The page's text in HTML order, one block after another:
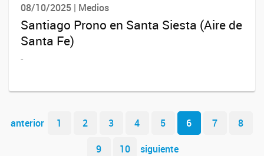
08/10/2025 | Medios
Santiago Prono en Santa Siesta (Aire de
Santa Fe)
-
Navegador de artículos
anterior 1 2 3 4 5 6 7
8
9
10 siguiente